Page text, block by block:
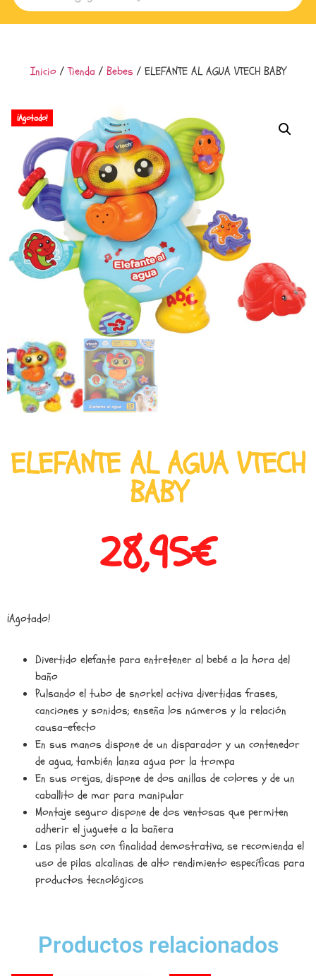
Inicio /Tienda / Bebes / ELEFANTE AL AGUA VTECH BABY
¡Agotado!
ELEFANTE AL AGUA VTECH
BABY
28,95€
¡Agotado!
Divertido elefante para entretener al bebé a la hora del
baño
Pulsando el tubo de snorkel activa divertidas frases,
canciones y sonidos; enseña los números y la relación
causa-efecto
En sus manos dispone de un disparador y un contenedor
de agua, también lanza agua por la trompa
En sus orejas, dispone de dos anillas de colores y de un
caballito de mar para manipular
Montaje seguro dispone de dos ventosas que permiten
adherir el juguete a la bañera
Las pilas son con finalidad demostrativa, se recomienda el
uso de pilas alcalinas de alto rendimiento específicas para
productos tecnológicos
Productos relacionados